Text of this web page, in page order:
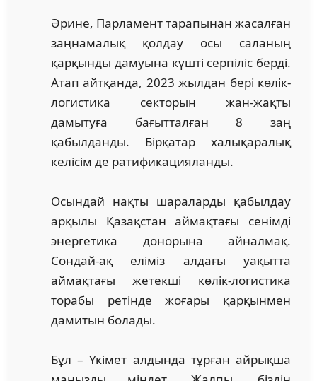
Әрине, Парламент тарапынан жасалған
заңнамалық қолдау осы саланың
қарқынды дамуына күшті серпіліс берді.
Атап айтқанда, 2023 жылдан бері көлік-
логистика секторын жан-жақты
дамытуға бағытталған 8 заң
қабылданды. Бірқатар халықаралық
келісім де ратификацияланды.
Осындай нақты шараларды қабылдау
арқылы Қазақстан аймақтағы сенімді
энергетика донорына айналмақ.
Сондай-ақ еліміз алдағы уақытта
аймақтағы жетекші көлік-логистика
торабы ретінде жоғары қарқынмен
дамитын болады.
Бұл – Үкімет алдында тұрған айрықша